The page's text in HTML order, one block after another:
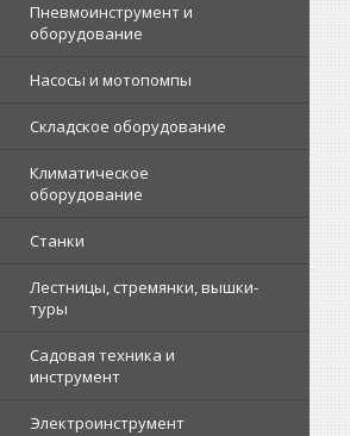
Пневмоинструмент и
оборудование
Насосы и мотопомпы
Складское оборудование
Климатическое
оборудование
Станки
Лестницы, стремянки, вышки-
туры
Садовая техника и
инструмент
Электроинструмент